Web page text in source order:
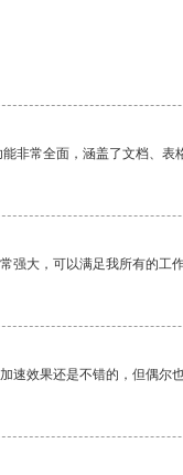
非常全面，涵盖了文档、表
强大，可以满足我所有的工
速效果还是不错的，但偶尔